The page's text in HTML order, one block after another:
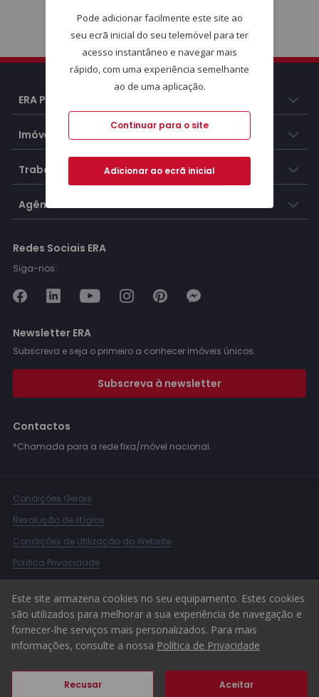
ERA Portugal
Imóveis
Trabalhar na ERA
Agências ERA
Redes Sociais ERA
Siga-nos:
Newsletter ERA
Subscreva e seja o primeiro a conhecer imóveis únicos.
Subscreva à newsletter
Contactos
*Chamada para a rede fixa/móvel nacional.
Condições Gerais
Resolução de litígios
Condições de Utilização do Website
Política Privacidade
Canal de Denúncias
© 2026 ERA Portugal
Este site armazena cookies no seu equipamento. Estes cookies
são utilizados para melhorar a sua experiência de navegação e
fornecer-lhe serviços mais personalizados. Para mais
informações, consulte a nossa Política de Privacidade
Recusar Aceitar
Pode adicionar facilmente este site ao
seu ecrã inicial do seu telemóvel para ter
acesso instantâneo e navegar mais
rápido, com uma experiência semelhante
ao de uma aplicação.
Continuar para o site
Adicionar ao ecrã inicial